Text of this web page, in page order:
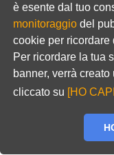
è esente dal tuo
monitoraggio del
cookie per ricordare
Per ricordare la tua
banner, verrà
cliccato su [HO
Email:
Website:www.jallatte.fr
© 2026 JALLATTE -
POLITIQUE DE